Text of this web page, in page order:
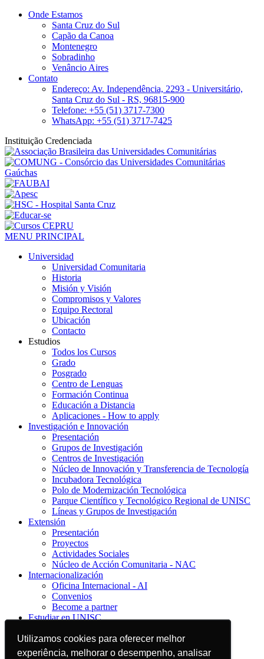
Utilizamos cookies para oferecer melhor
experiência, melhorar o desempenho, analisar
Utilizamos cookies para oferecer melhor
experiência, melhorar o desempenho, analisar
Onde Estamos
Santa Cruz do Sul
Capão da Canoa
Montenegro
Sobradinho
Venâncio Aires
Contato
Endereço: Av. Independência, 2293 - Universitário,
Santa Cruz do Sul - RS, 96815-900
Telefone: +55 (51) 3717-7300
WhatsApp: +55 (51) 3717-7425
Instituição Credenciada
MENU PRINCIPAL
Universidad
Universidad Comunitaria
Historia
Misión y Visión
Compromisos y Valores
Equipo Rectoral
Ubicación
Contacto
Estudios
Todos los Cursos
Grado
Posgrado
Centro de Lenguas
Formación Continua
Educación a Distancia
Aplicaciones - How to apply
Investigación e Innovación
Presentación
Grupos de Investigación
Centros de Investigación
Núcleo de Innovación y Transferencia de Tecnología
Incubadora Tecnológica
Polo de Modernización Tecnológica
Parque Científico y Tecnológico Regional de UNISC
Líneas y Grupos de Investigación
Extensión
Presentación
Proyectos
Actividades Sociales
Núcleo de Acción Comunitaria - NAC
Internacionalización
Oficina Internacional - AI
Convenios
Become a partner
Estudiar en UNISC
Conozca UNISC
Estudiar en UNISC